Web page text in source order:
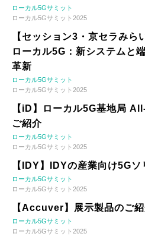
ローカル5Gサミット
ローカル5Gサミット2025
【セッション3・京セラみら
ローカル5G：新システムと
革新
ローカル5Gサミット
ローカル5Gサミット2025
【iD】ローカル5G基地局
ご紹介
ローカル5Gサミット
ローカル5Gサミット2025
【IDY】IDYの産業向け5Gソ
ローカル5Gサミット
ローカル5Gサミット2025
【Accuver】展示製品のご
ローカル5Gサミット
ローカル5Gサミット2025